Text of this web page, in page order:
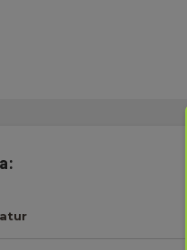
eller
inkl. Kimo LV110
Pro.